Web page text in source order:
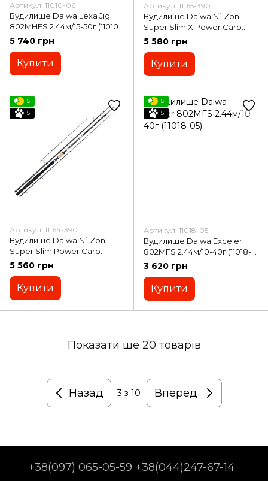
Артикул: 11010-06
Вудилище Daiwa Lexa Jig
802MHFS 2.44м/15-50г (11010-
06)
5 740 грн
Купити
Артикул: 11165-390
Вудилище Daiwa N`Zon
Super Slim X Power Carp
Feeder 3.96м/240г (11165-390)
5 580 грн
Купити
5
5
Артикул: 11164-390
Вудилище Daiwa N`Zon
Super Slim Power Carp
Feeder 3.96м/180г (11164-390)
5 560 грн
Купити
5
5
Артикул: 11018-05
Вудилище Daiwa Exceler
802MFS 2.44м/10-40г (11018-
05)
3 620 грн
Купити
Показати ще 20 товарів
Назад 3 з 10 Вперед
+38(097) 065-05-59 +38(044)247-67-14